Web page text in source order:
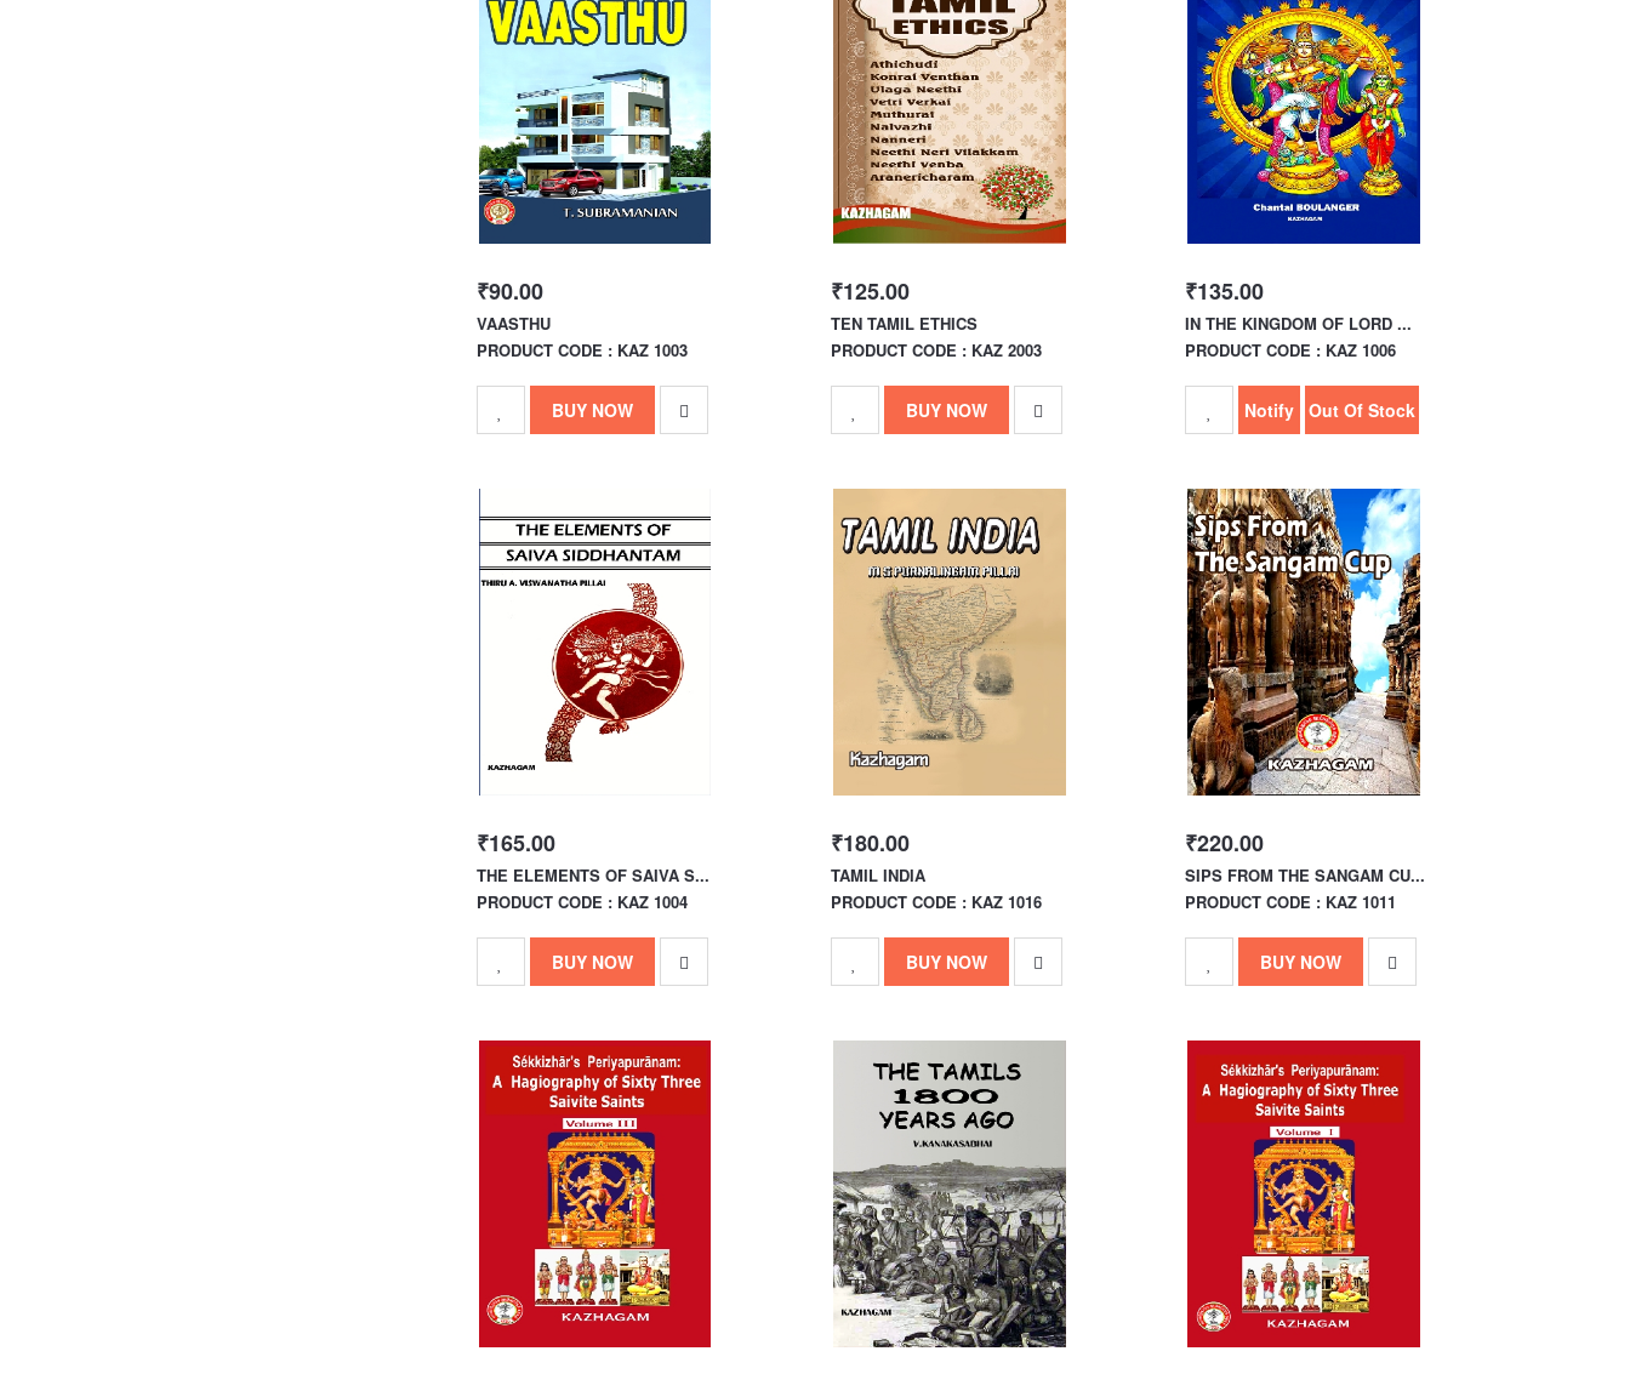
₹90.00
VAASTHU
PRODUCT CODE : KAZ 1003
BUY NOW
₹125.00
TEN TAMIL ETHICS
PRODUCT CODE : KAZ 2003
BUY NOW
₹135.00
IN THE KINGDOM OF LORD ...
PRODUCT CODE : KAZ 1006
Notify Out Of Stock
₹165.00
THE ELEMENTS OF SAIVA S...
PRODUCT CODE : KAZ 1004
BUY NOW
₹180.00
TAMIL INDIA
PRODUCT CODE : KAZ 1016
BUY NOW
₹220.00
SIPS FROM THE SANGAM CU...
PRODUCT CODE : KAZ 1011
BUY NOW